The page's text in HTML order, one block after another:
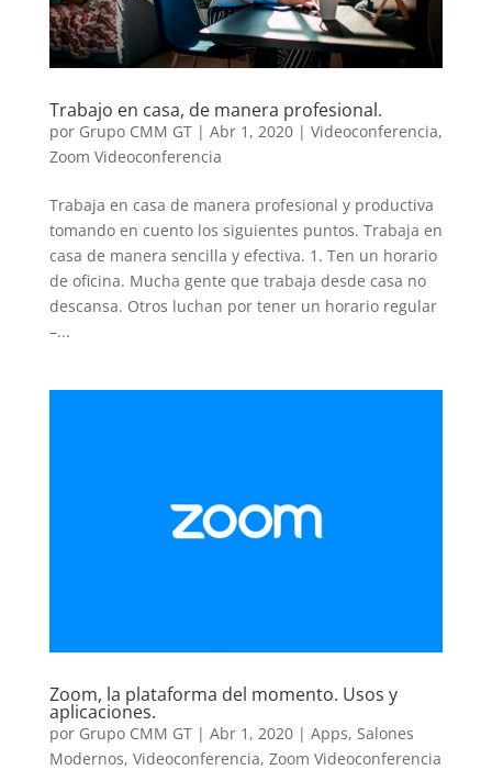
Trabajo en casa, de manera profesional.
por Grupo CMM GT| Abr 1, 2020| Videoconferencia,
Zoom Videoconferencia
Trabaja en casa de manera profesional y productiva
tomando en cuento los siguientes puntos. Trabaja en
casa de manera sencilla y efectiva. 1. Ten un horario
de oficina. Mucha gente que trabaja desde casa no
descansa. Otros luchan por tener un horario regular
–...
Zoom, la plataforma del momento. Usos y
aplicaciones.
por Grupo CMM GT| Abr 1, 2020| Apps, Salones
Modernos, Videoconferencia, Zoom Videoconferencia